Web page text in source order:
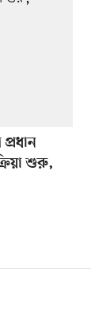
শুরু,